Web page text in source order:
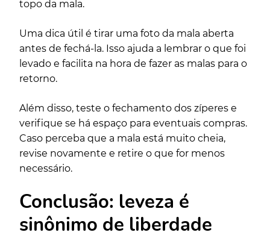
topo da mala.
Uma dica útil é tirar uma foto da mala aberta
antes de fechá-la. Isso ajuda a lembrar o que foi
levado e facilita na hora de fazer as malas para o
retorno.
Além disso, teste o fechamento dos zíperes e
verifique se há espaço para eventuais compras.
Caso perceba que a mala está muito cheia,
revise novamente e retire o que for menos
necessário.
Conclusão: leveza é
sinônimo de liberdade